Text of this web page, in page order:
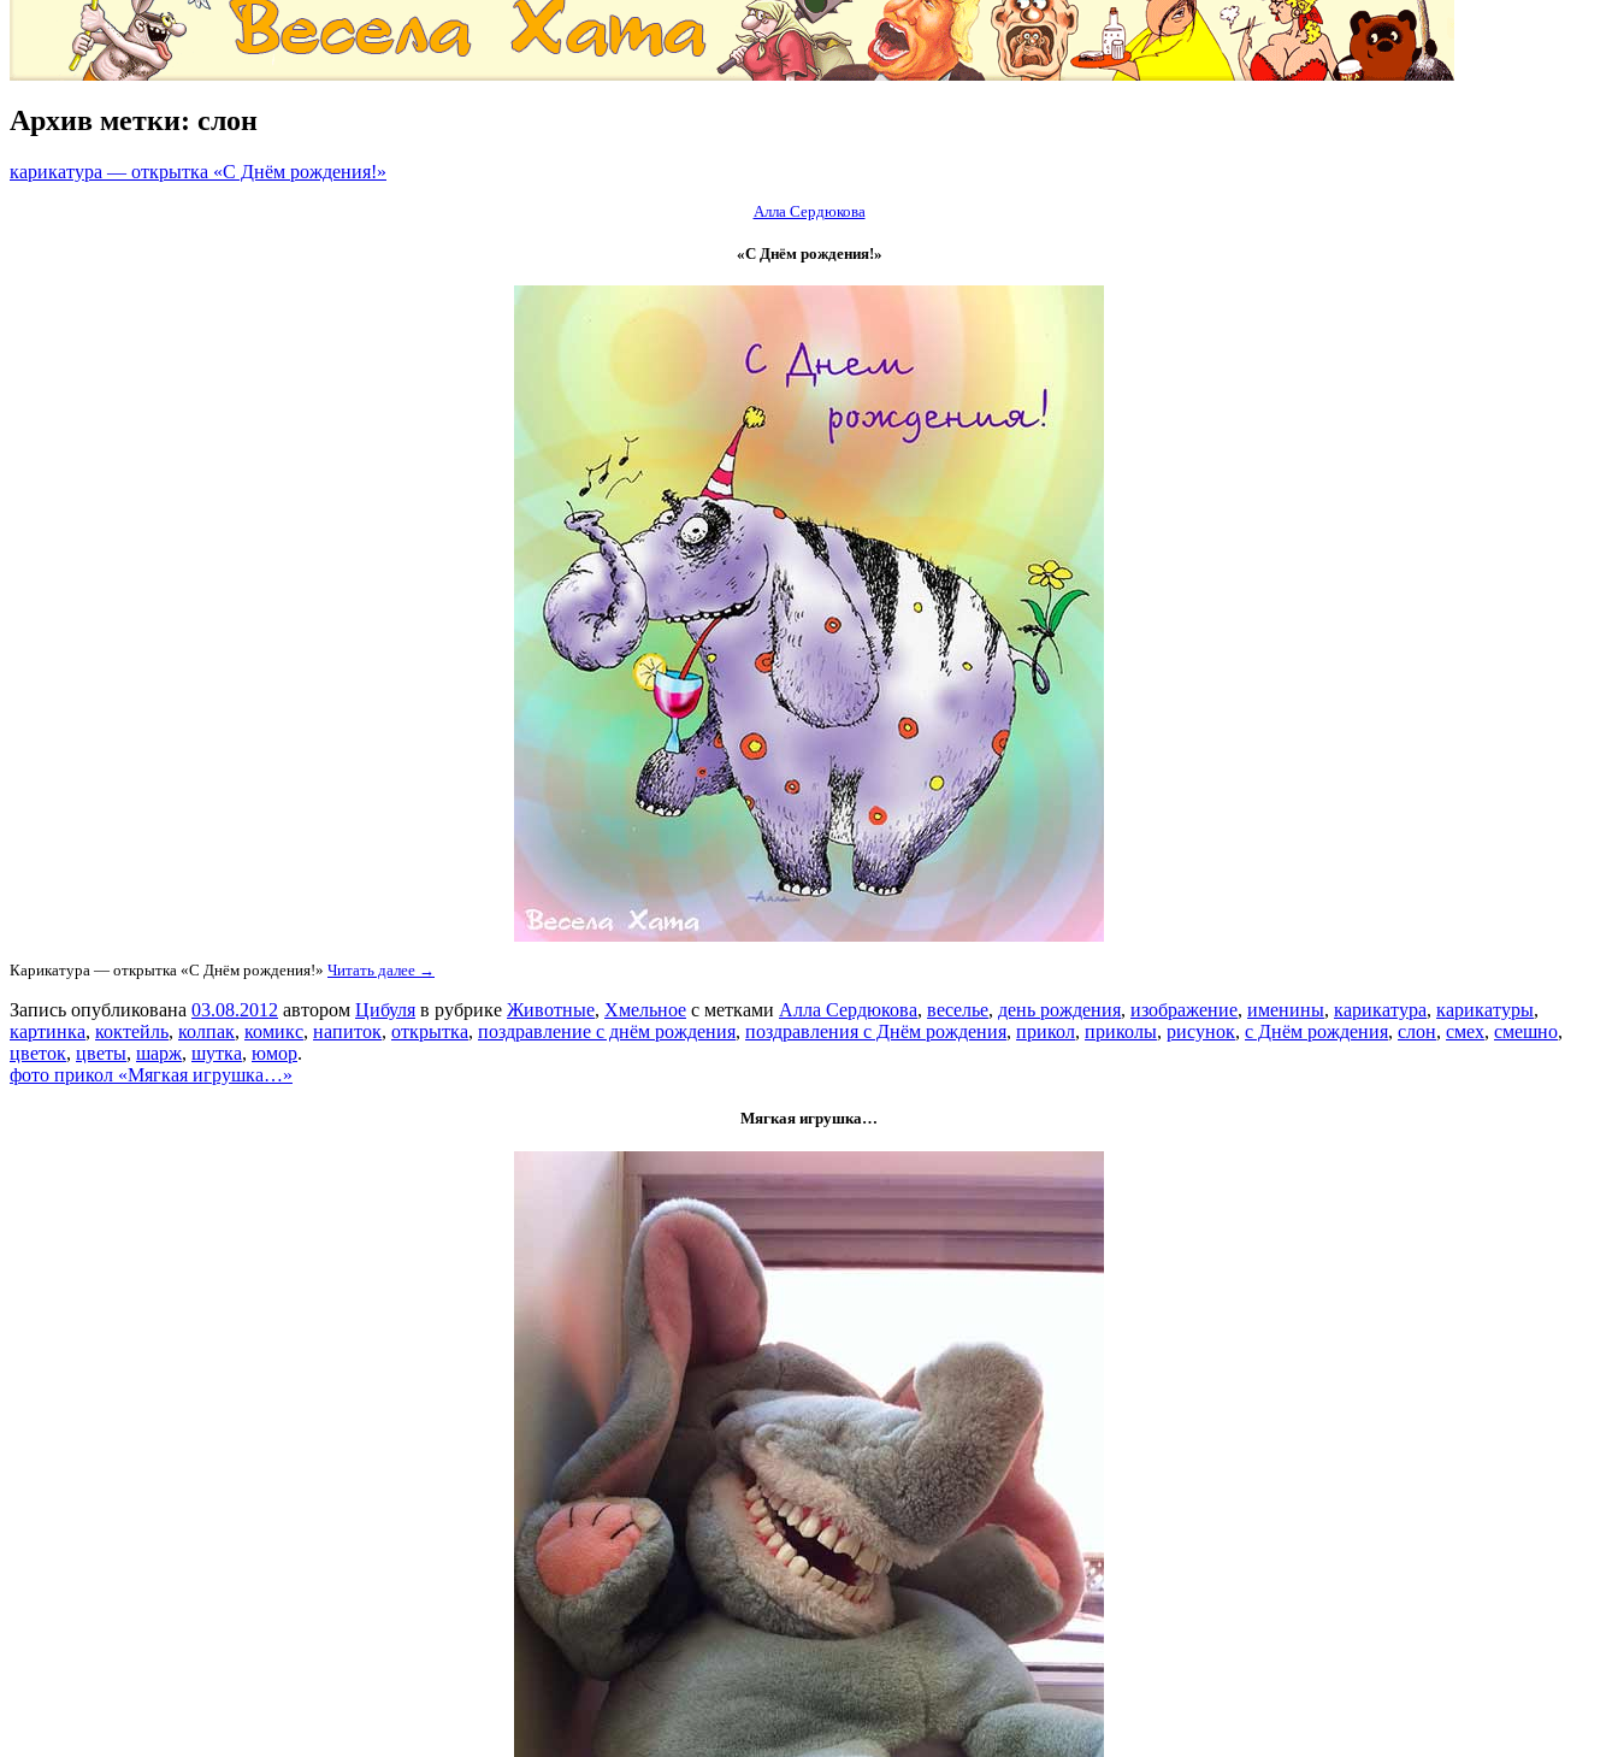
Архив метки: слон
карикатура — открытка «С Днём рождения!»
Алла Сердюкова
«С Днём рождения!»
Карикатура — открытка «С Днём рождения!» Читать далее →
Запись опубликована 03.08.2012 автором Цибуля в рубрике Животные, Хмельное с метками Алла Сердюкова, веселье, день рождения, изображение, именины, карикатура, карикатуры,
картинка, коктейль, колпак, комикс, напиток, открытка, поздравление с днём рождения, поздравления с Днём рождения, прикол, приколы, рисунок, с Днём рождения, слон, смех, смешно,
цветок, цветы, шарж, шутка, юмор.
фото прикол «Мягкая игрушка…»
Мягкая игрушка…